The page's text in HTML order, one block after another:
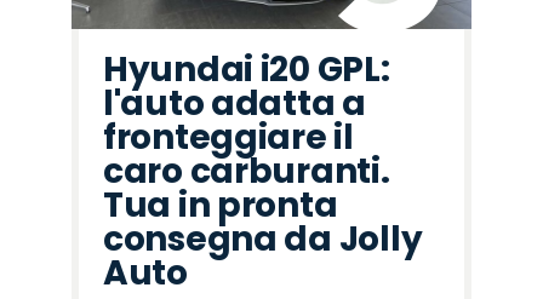
Hyundai i20 GPL:
l'auto adatta a
fronteggiare il
caro carburanti.
Tua in pronta
consegna da Jolly
Auto